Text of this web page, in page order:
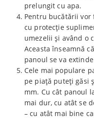
prelungit cu apa.
Pentru bucătării vor
cu protecție
umezelii și având o
Aceasta înseamnă
panoul se va
Cele mai populare
pe piață puteți găsi
mm. Cu cât panoul
mai dur, cu atât se
– cu atât mai bine